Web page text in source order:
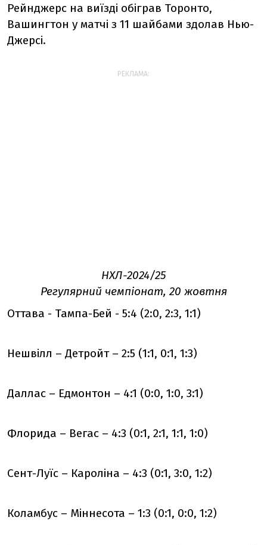
Рейнджерс на виїзді обіграв Торонто,
Вашингтон у матчі з 11 шайбами здолав Нью-
Джерсі.
РЕКЛАМА:
НХЛ-2024/25
Регулярний чемпіонат, 20 жовтня
Оттава - Тампа-Бей - 5:4 (2:0, 2:3, 1:1)
Нешвілл – Детройт – 2:5 (1:1, 0:1, 1:3)
Даллас – Едмонтон – 4:1 (0:0, 1:0, 3:1)
Флорида – Вегас – 4:3 (0:1, 2:1, 1:1, 1:0)
Сент-Луїс – Кароліна – 4:3 (0:1, 3:0, 1:2)
Коламбус – Міннесота – 1:3 (0:1, 0:0, 1:2)